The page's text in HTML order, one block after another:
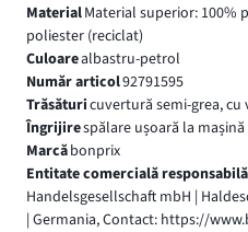
MaterialMaterial superior: 100%
poliester (reciclat)
Culoarealbastru-petrol
Număr articol92791595
Trăsăturicuvertură semi-grea, cu
Îngrijirespălare ușoară la
Marcăbonprix
Entitate comercială
Handelsgesellschaft mbH |
| Germania, Contact: https://